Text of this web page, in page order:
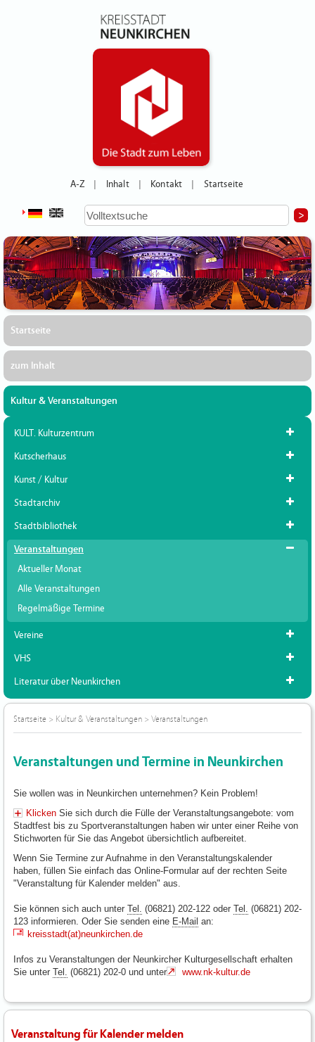
A-Z Inhalt Kontakt Startseite
Startseite
zum Inhalt
Kultur & Veranstaltungen
KULT. Kulturzentrum
Kutscherhaus
Kunst / Kultur
Stadtarchiv
Stadtbibliothek
Veranstaltungen
Aktueller Monat
Alle Veranstaltungen
Regelmäßige Termine
Vereine
VHS
Literatur über Neunkirchen
Startseite > Kultur & Veranstaltungen > Veranstaltungen
Veranstaltungen und Termine in Neunkirchen
Sie wollen was in Neunkirchen unternehmen? Kein Problem!
Klicken Sie sich durch die Fülle der Veranstaltungsangebote: vom
Stadtfest bis zu Sportveranstaltungen haben wir unter einer Reihe von
Stichworten für Sie das Angebot übersichtlich aufbereitet.
Wenn Sie Termine zur Aufnahme in den Veranstaltungskalender
haben, füllen Sie einfach das Online-Formular auf der rechten Seite
"Veranstaltung für Kalender melden" aus.
Sie können sich auch unter Tel. (06821) 202-122 oder Tel. (06821) 202-
123 informieren. Oder Sie senden eine E-Mail an:
kreisstadt(at)neunkirchen.de
Infos zu Veranstaltungen der Neunkircher Kulturgesellschaft erhalten
Sie unter Tel. (06821) 202-0 und unter www.nk-kultur.de
Veranstaltung für Kalender melden